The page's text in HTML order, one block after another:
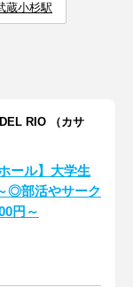
蔵小杉駅
RIO （カサ
ール】大学生
◎部活やサーク
円～